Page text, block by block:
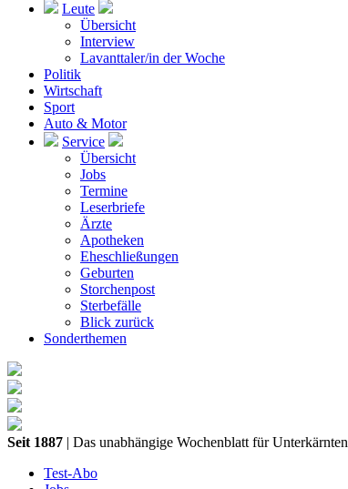
Leute
Übersicht
Interview
Lavanttaler/in der Woche
Politik
Wirtschaft
Sport
Auto & Motor
Service
Übersicht
Jobs
Termine
Leserbriefe
Ärzte
Apotheken
Eheschließungen
Geburten
Storchenpost
Sterbefälle
Blick zurück
Sonderthemen
Seit 1887 | Das unabhängige Wochenblatt für Unterkärnten
Test-Abo